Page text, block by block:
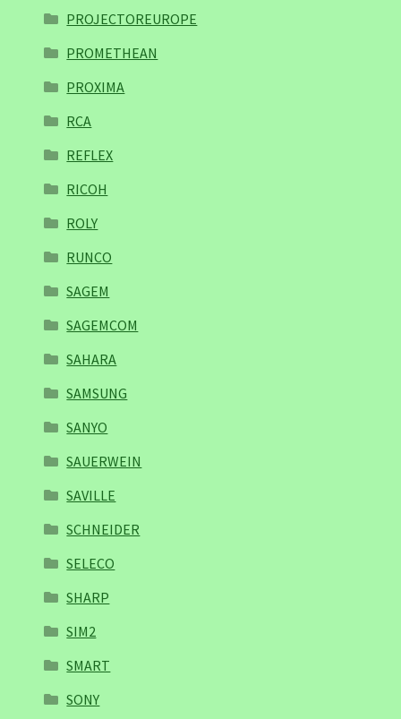
PROJECTOREUROPE
PROMETHEAN
PROXIMA
RCA
REFLEX
RICOH
ROLY
RUNCO
SAGEM
SAGEMCOM
SAHARA
SAMSUNG
SANYO
SAUERWEIN
SAVILLE
SCHNEIDER
SELECO
SHARP
SIM2
SMART
SONY